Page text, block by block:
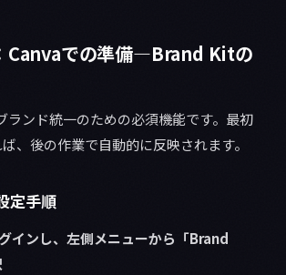
Canvaでの準備—Brand Kitの
ランド統一のための必須機能です。最初
、後の作業で自動的に反映されます。
定手順
インし、左側メニューから「Brand